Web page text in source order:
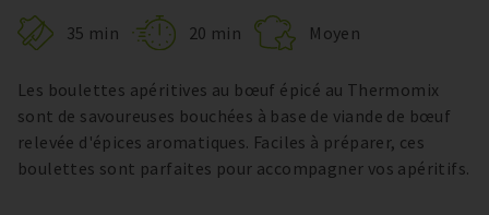
35 min 20 min Moyen
Les boulettes apéritives au bœuf épicé au Thermomix
sont de savoureuses bouchées à base de viande de bœuf
relevée d'épices aromatiques. Faciles à préparer, ces
boulettes sont parfaites pour accompagner vos apéritifs.